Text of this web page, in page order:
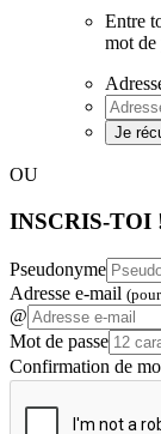
Entre
mot de
Je
OU
INSCRIS-TOI
Pseudonyme
Adresse e-mail
@
Mot de passe
Confirmation de